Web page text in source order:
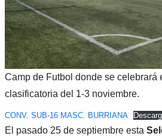
Camp de Futbol donde se celebrará
clasificatoria del 1-3 noviembre.
CONV. SUB-16 MASC. BURRIANA
El pasado 25 de septiembre esta